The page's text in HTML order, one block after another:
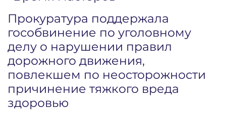
Прокуратура поддержала
гособвинение по уголовному
делу о нарушении правил
дорожного движения,
повлекшем по неосторожности
причинение тяжкого вреда
здоровью